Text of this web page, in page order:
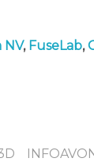
NV, FuseLab,